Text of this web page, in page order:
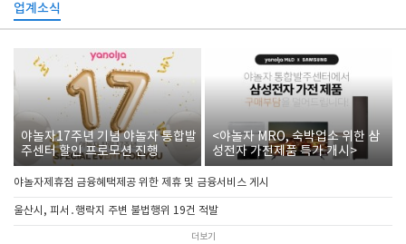
업계소식
야놀자17주년 기념 야놀자 통합발
주센터 할인 프로모션 진행
<야놀자 MRO, 숙박업소 위한 삼
성전자 가전제품 특가 개시>
야놀자제휴점 금융혜택제공 위한 제휴 및 금융서비스 게시
울산시, 피서․행락지 주변 불법행위 19건 적발
더보기